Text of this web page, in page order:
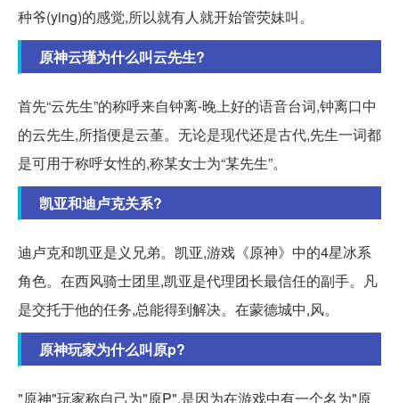
种爷(ying)的感觉,所以就有人就开始管荧妹叫。
原神云瑾为什么叫云先生?
首先“云先生”的称呼来自钟离-晚上好的语音台词,钟离口中
的云先生,所指便是云堇。无论是现代还是古代,先生一词都
是可用于称呼女性的,称某女士为“某先生”。
凯亚和迪卢克关系?
迪卢克和凯亚是义兄弟。凯亚,游戏《原神》中的4星冰系
角色。在西风骑士团里,凯亚是代理团长最信任的副手。凡
是交托于他的任务,总能得到解决。在蒙德城中,风。
原神玩家为什么叫原p?
"原神"玩家称自己为"原P",是因为在游戏中有一个名为"原